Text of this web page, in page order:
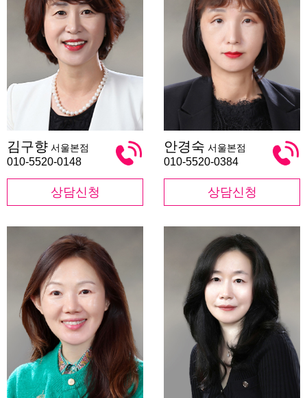
구
향
김구향 서울본점
010-5520-0148
상담신청
경
숙
안경숙 서울본점
010-5520-0384
상담신청